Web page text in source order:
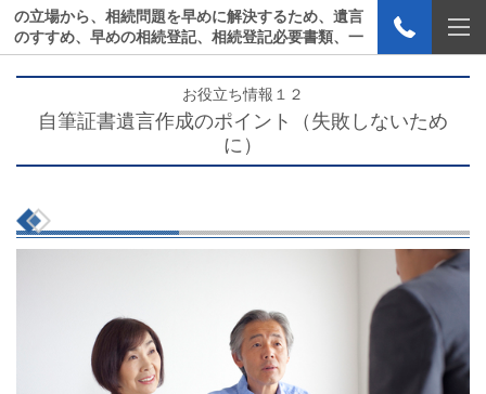
の立場から、相続問題を早めに解決するため、遺言
のすすめ、早めの相続登記、相続登記必要書類、一
般登記必要書類等のご案内をいたします。
お役立ち情報１２
自筆証書遺言作成のポイント（失敗しないため
に）